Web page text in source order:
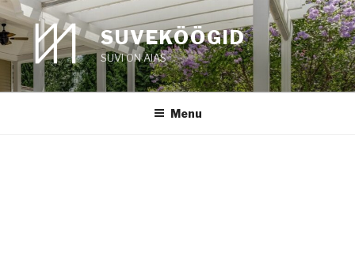
Skip
to
content
SUVEKÖÖGID
SUVI ON AIAS
Menu